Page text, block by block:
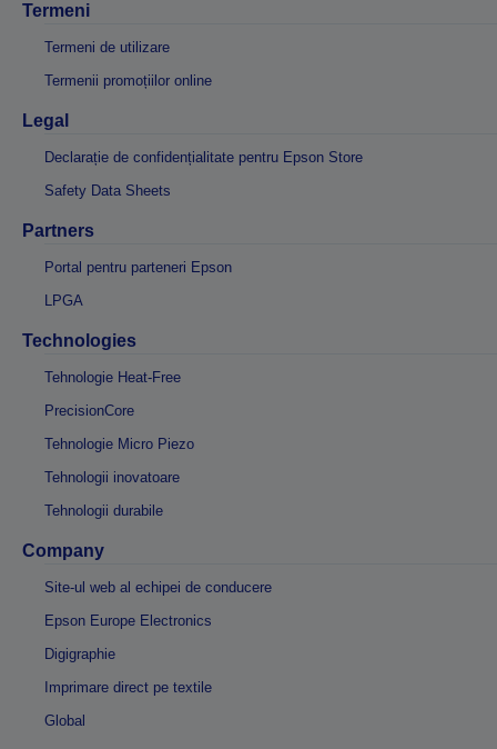
Termeni
Termeni de utilizare
Termenii promoțiilor online
Legal
Declarație de confidențialitate pentru Epson Store
Safety Data Sheets
Partners
Portal pentru parteneri Epson
LPGA
Technologies
Tehnologie Heat-Free
PrecisionCore
Tehnologie Micro Piezo
Tehnologii inovatoare
Tehnologii durabile
Company
Site-ul web al echipei de conducere
Epson Europe Electronics
Digigraphie
Imprimare direct pe textile
Global